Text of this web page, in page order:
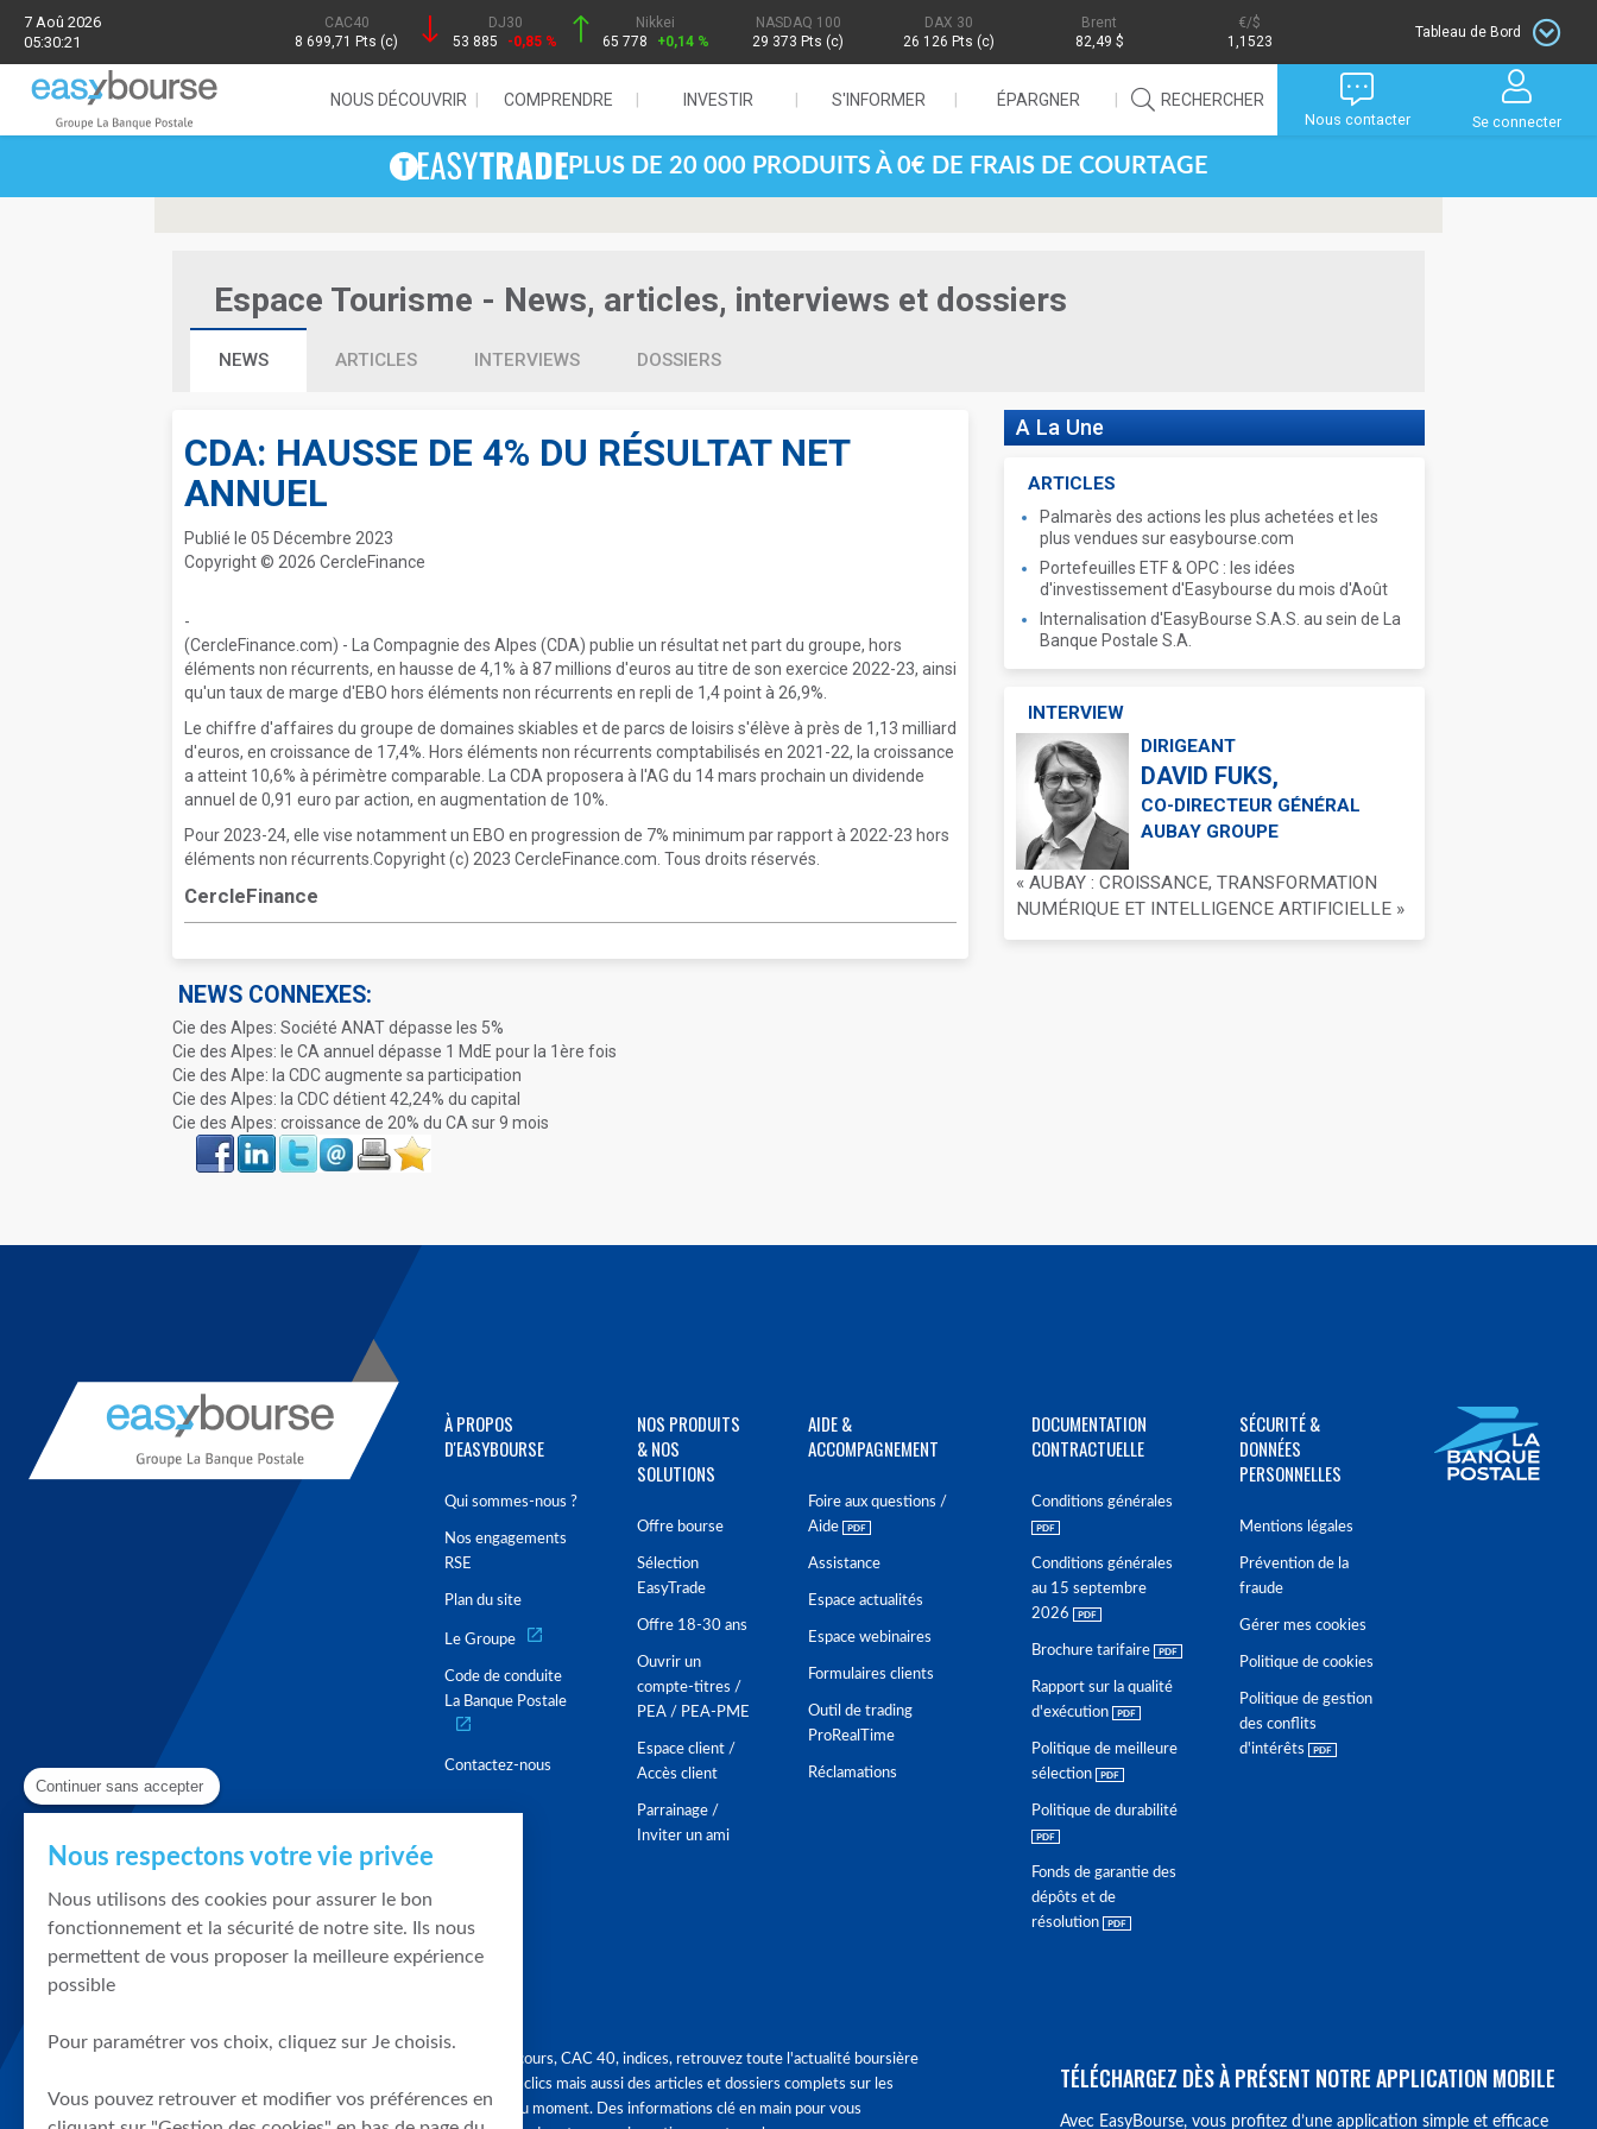
7 Aoû 2026
05:30:21
CAC40
8 699,71 Pts (c)
DJ30
53 885
-0,85 %
Nikkei
65 778
+0,14 %
NASDAQ 100
29 373 Pts (c)
DAX 30
26 126 Pts (c)
Brent
82,49 $
/$
1,1523
Tableau de Bord
NOUS DÉCOUVRIR COMPRENDRE INVESTIR S'INFORMER ÉPARGNER RECHERCHER
Nous contacter Se connecter
PLUS DE 20 000 PRODUITS À 0€ DE FRAIS DE COURTAGE
Espace Tourisme - News, articles, interviews et dossiers
NEWS ARTICLES INTERVIEWS DOSSIERS
CDA: HAUSSE DE 4% DU RÉSULTAT NET
ANNUEL
Publié le 05 Décembre 2023
Copyright © 2026 CercleFinance
-
(CercleFinance.com) - La Compagnie des Alpes (CDA) publie un résultat net part du groupe, hors
éléments non récurrents, en hausse de 4,1% à 87 millions d'euros au titre de son exercice 2022-23, ainsi
qu'un taux de marge d'EBO hors éléments non récurrents en repli de 1,4 point à 26,9%.
Le chiffre d'affaires du groupe de domaines skiables et de parcs de loisirs s'élève à près de 1,13 milliard
d'euros, en croissance de 17,4%. Hors éléments non récurrents comptabilisés en 2021-22, la croissance
a atteint 10,6% à périmètre comparable. La CDA proposera à l'AG du 14 mars prochain un dividende
annuel de 0,91 euro par action, en augmentation de 10%.
Pour 2023-24, elle vise notamment un EBO en progression de 7% minimum par rapport à 2022-23 hors
éléments non récurrents.Copyright (c) 2023 CercleFinance.com. Tous droits réservés.
CercleFinance
NEWS CONNEXES:
Cie des Alpes: Société ANAT dépasse les 5%
Cie des Alpes: le CA annuel dépasse 1 MdE pour la 1ère fois
Cie des Alpe: la CDC augmente sa participation
Cie des Alpes: la CDC détient 42,24% du capital
Cie des Alpes: croissance de 20% du CA sur 9 mois
Face
book
LinkIn Twitter Envoyer ImprimerFavoris
A La Une
ARTICLES
Palmarès des actions les plus achetées et les
plus vendues sur easybourse.com
Portefeuilles ETF & OPC : les idées
d'investissement d'Easybourse du mois d'Août
Internalisation d'EasyBourse S.A.S. au sein de La
Banque Postale S.A.
INTERVIEW
DIRIGEANT
DAVID FUKS,
CO-DIRECTEUR GÉNÉRAL
AUBAY GROUPE
« AUBAY : CROISSANCE, TRANSFORMATION
NUMÉRIQUE ET INTELLIGENCE ARTIFICIELLE »
À PROPOS
D'EASYBOURSE
Qui sommes-nous ?
Nos engagements
RSE
Plan du site
Le Groupe
Code de conduite
La Banque Postale
Contactez-nous
NOS PRODUITS
& NOS
SOLUTIONS
Offre bourse
Sélection
EasyTrade
Offre 18-30 ans
Ouvrir un
compte-titres /
PEA / PEA-PME
Espace client /
Accès client
Parrainage /
Inviter un ami
AIDE &
ACCOMPAGNEMENT
Foire aux questions /
Aide
Assistance
Espace actualités
Espace webinaires
Formulaires clients
Outil de trading
ProRealTime
Réclamations
DOCUMENTATION
CONTRACTUELLE
Conditions générales
Conditions générales
au 15 septembre
2026
Brochure tarifaire
Rapport sur la qualité
d'exécution
Politique de meilleure
sélection
Politique de durabilité
Fonds de garantie des
dépôts et de
résolution
SÉCURITÉ &
DONNÉES
PERSONNELLES
Mentions légales
Prévention de la
fraude
Gérer mes cookies
Politique de cookies
Politique de gestion
des conflits
d'intérêts
Graphique, cours, CAC 40, indices, retrouvez toute l'actualité boursière
en quelques clics mais aussi des articles et dossiers complets sur les
tendances du moment. Des informations clé en main pour vous
TÉLÉCHARGEZ DÈS À PRÉSENT NOTRE APPLICATION MOBILE
Avec EasyBourse, vous profitez d’une application simple et efficace
Continuer sans accepter
Nous respectons votre vie privée
Nous utilisons des cookies pour assurer le bon
fonctionnement et la sécurité de notre site. Ils nous
permettent de vous proposer la meilleure expérience
possible
Pour paramétrer vos choix, cliquez sur Je choisis.
Vous pouvez retrouver et modifier vos préférences en